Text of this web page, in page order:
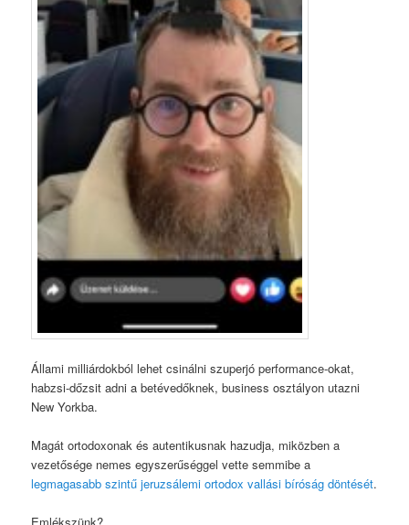
Állami milliárdokból lehet csinálni szuperjó performance-okat,
habzsi-dőzsit adni a betévedőknek, business osztályon utazni
New Yorkba.
Magát ortodoxonak és autentikusnak hazudja, miközben a
vezetősége nemes egyszerűséggel vette semmibe a
legmagasabb szintű jeruzsálemi ortodox vallási bíróság döntését.